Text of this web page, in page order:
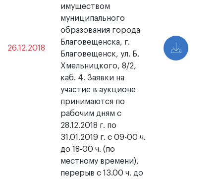
26.12.2018
имуществом
муниципального
образования города
Благовещенска, г.
Благовещенск, ул. Б.
Хмельницкого, 8/2,
каб. 4. Заявки на
участие в аукционе
принимаются по
рабочим дням с
28.12.2018 г. по
31.01.2019 г. с 09-00 ч.
до 18-00 ч. (по
местному времени),
перерыв с 13.00 ч. до